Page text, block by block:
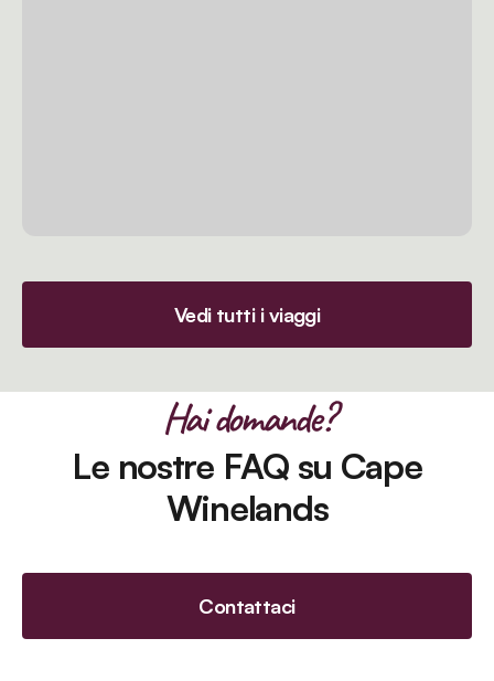
Vedi tutti i viaggi
Hai domande?
Le nostre FAQ su Cape
Winelands
Contattaci